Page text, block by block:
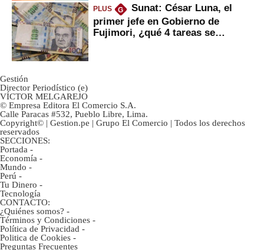
PLUS G
Sunat: César Luna, el
primer jefe en Gobierno de
Fujimori, ¿qué 4 tareas se
Gestión
Director Periodístico (e)
VÍCTOR MELGAREJO
© Empresa Editora El Comercio S.A.
Calle Paracas #532, Pueblo Libre, Lima.
Copyright© | Gestion.pe | Grupo El Comercio | Todos los derechos
reservados
SECCIONES:
Portada -
Economía -
Mundo -
Perú -
Tu Dinero -
Tecnología
CONTACTO:
¿Quiénes somos? -
Términos y Condiciones -
Política de Privacidad -
Politica de Cookies -
Preguntas Frecuentes